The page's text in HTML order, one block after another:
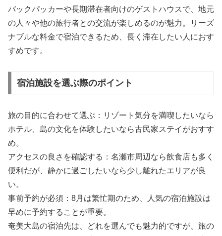
バックパッカーや長期滞在者向けのゲストハウスで、地元
の人々や他の旅行者との交流が楽しめるのが魅力。リーズ
ナブルな料金で宿泊できるため、長く滞在したい人におす
すめです。
宿泊施設を選ぶ際のポイント
旅の目的に合わせて選ぶ：リゾート気分を満喫したいなら
ホテル、島の文化を体験したいなら古民家ステイがおすす
め。
アクセスの良さを確認する：名瀬市周辺なら飲食店も多く
便利だが、静かに過ごしたいなら少し離れたエリアが良
い。
事前予約が必須：8月は繁忙期のため、人気の宿泊施設は
早めに予約することが重要。
奄美大島の宿泊先は、どれを選んでも魅力的ですが、旅の